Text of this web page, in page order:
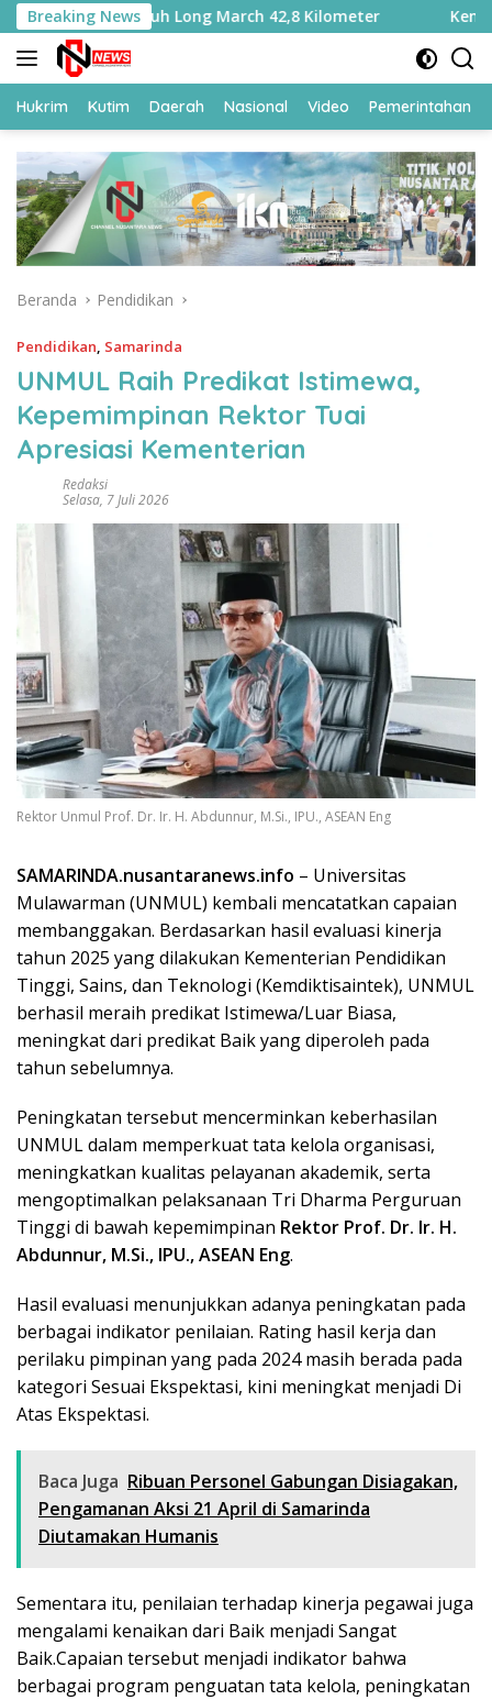
Langsung
ke
konten
Breaking News
Tempuh Long March 42,8 Kilometer Kemasi Liu yang
Hukrim Kutim Daerah Nasional Video Pemerintahan
Beranda Pendidikan
Pendidikan, Samarinda
UNMUL Raih Predikat Istimewa,
Kepemimpinan Rektor Tuai
Apresiasi Kementerian
Redaksi
Selasa, 7 Juli 2026
Rektor Unmul Prof. Dr. Ir. H. Abdunnur, M.Si., IPU., ASEAN Eng
SAMARINDA.nusantaranews.info – Universitas
Mulawarman (UNMUL) kembali mencatatkan capaian
membanggakan. Berdasarkan hasil evaluasi kinerja
tahun 2025 yang dilakukan Kementerian Pendidikan
Tinggi, Sains, dan Teknologi (Kemdiktisaintek), UNMUL
berhasil meraih predikat Istimewa/Luar Biasa,
meningkat dari predikat Baik yang diperoleh pada
tahun sebelumnya.
Peningkatan tersebut mencerminkan keberhasilan
UNMUL dalam memperkuat tata kelola organisasi,
meningkatkan kualitas pelayanan akademik, serta
mengoptimalkan pelaksanaan Tri Dharma Perguruan
Tinggi di bawah kepemimpinan Rektor Prof. Dr. Ir. H.
Abdunnur, M.Si., IPU., ASEAN Eng.
Hasil evaluasi menunjukkan adanya peningkatan pada
berbagai indikator penilaian. Rating hasil kerja dan
perilaku pimpinan yang pada 2024 masih berada pada
kategori Sesuai Ekspektasi, kini meningkat menjadi Di
Atas Ekspektasi.
Baca Juga Ribuan Personel Gabungan Disiagakan,
Pengamanan Aksi 21 April di Samarinda
Diutamakan Humanis
Sementara itu, penilaian terhadap kinerja pegawai juga
mengalami kenaikan dari Baik menjadi Sangat
Baik.Capaian tersebut menjadi indikator bahwa
berbagai program penguatan tata kelola, peningkatan